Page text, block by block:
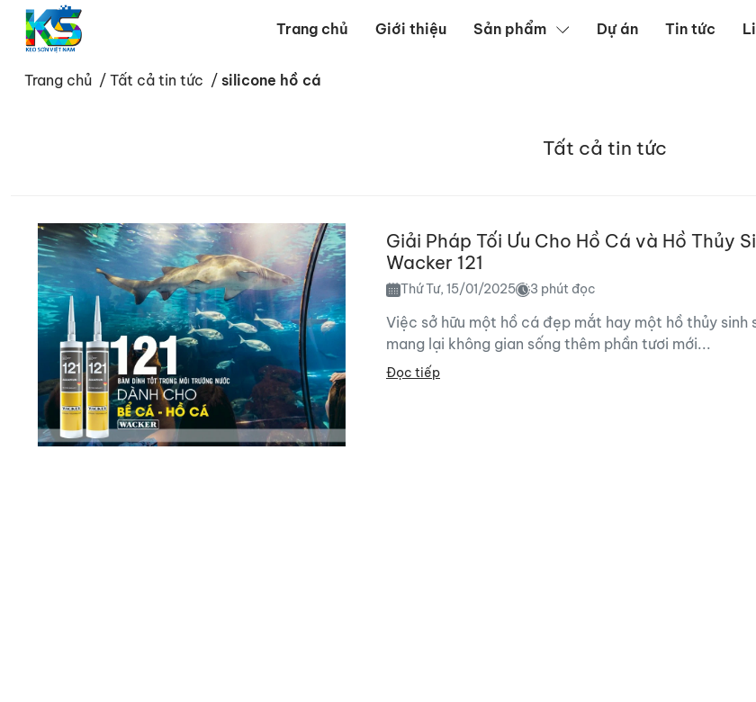
Trang chủ Giới thiệu Sản phẩm Dự án Tin tức
Câu hỏi thường gặp
Trang chủ / Tất cả tin tức / silicone hồ cá
Tất cả tin tức
Giải Pháp Tối Ưu Cho Hồ Cá và Hồ Thủy
Wacker 121
Thứ Tư, 15/01/2025 3 phút đọc
Việc sở hữu một hồ cá đẹp mắt hay một hồ thủy sinh
mang lại không gian sống thêm phần tươi mới...
Đọc tiếp